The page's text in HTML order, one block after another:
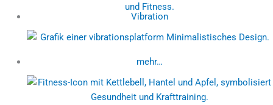
Vibration
mehr…